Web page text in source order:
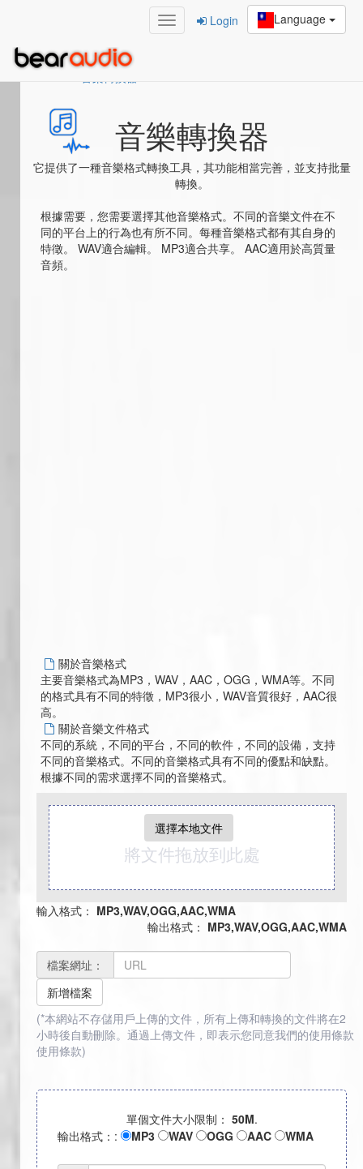
Language
Login
音樂轉換器
它提供了一種音樂格式轉換工具，其功能相當完善，並支持批量
轉換。
根據需要，您需要選擇其他音樂格式。不同的音樂文件在不
同的平台上的行為也有所不同。每種音樂格式都有其自身的
特徵。 WAV適合編輯。 MP3適合共享。 AAC適用於高質量
音頻。
關於音樂格式
主要音樂格式為MP3，WAV，AAC，OGG，WMA等。不同
的格式具有不同的特徵，MP3很小，WAV音質很好，AAC很
高。
關於音樂文件格式
不同的系統，不同的平台，不同的軟件，不同的設備，支持
不同的音樂格式。不同的音樂格式具有不同的優點和缺點。
根據不同的需求選擇不同的音樂格式。
選擇本地文件
將文件拖放到此處
輸入格式： MP3,WAV,OGG,AAC,WMA
輸出格式： MP3,WAV,OGG,AAC,WMA
檔案網址：
新增檔案
(*本網站不存儲用戶上傳的文件，所有上傳和轉換的文件將在2
小時後自動刪除。通過上傳文件，即表示您同意我們的使用條款
使用條款)
單個文件大小限制： 50M.
輸出格式：:
MP3 WAV OGG AAC WMA